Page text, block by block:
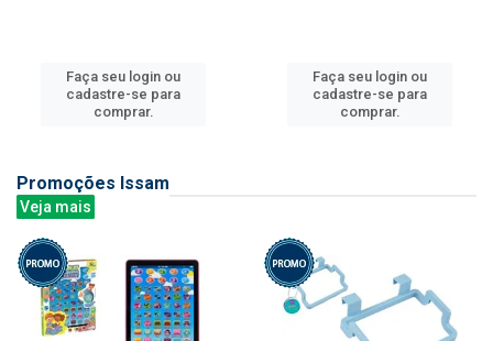
Faça seu login ou
cadastre-se para
comprar.
Faça seu login ou
cadastre-se para
comprar.
Promoções Issam
Veja mais